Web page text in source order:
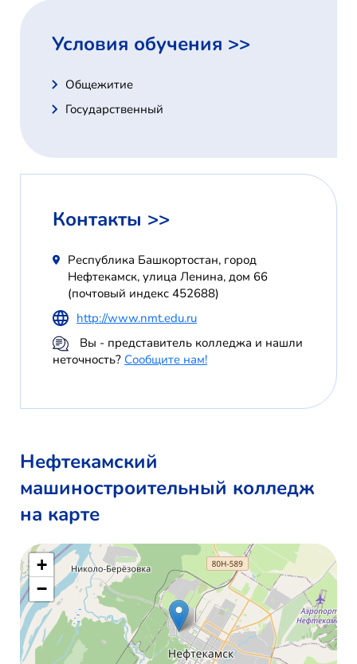
Условия обучения >>
Общежитие
Государственный
Контакты >>
Республика Башкортостан, город
Нефтекамск, улица Ленина, дом 66
(почтовый индекс 452688)
http://www.nmt.edu.ru
Вы - представитель колледжа и нашли
неточность? Сообщите нам!
Нефтекамский
машиностроительный колледж
на карте
+
−